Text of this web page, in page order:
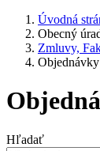
Úvodná
Obecný
Zmluvy,
Hľadať